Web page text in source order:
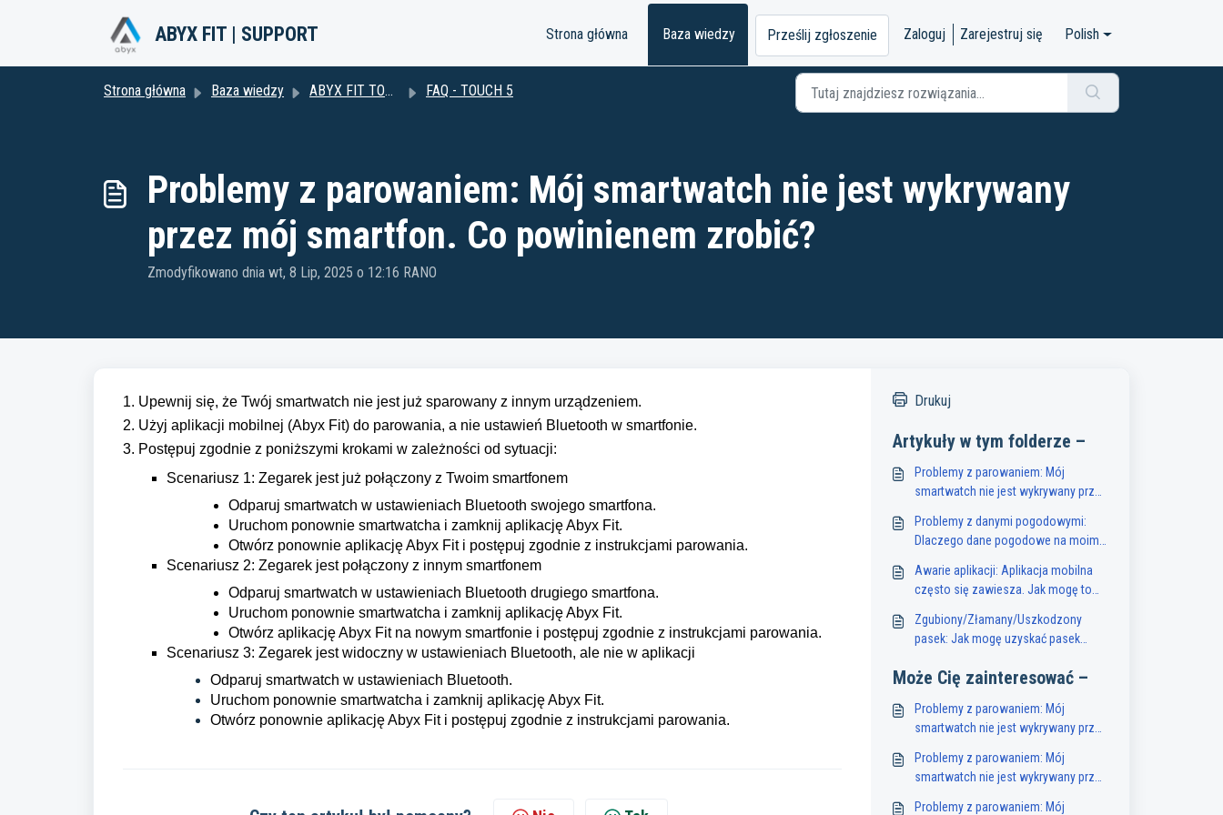
ABYX FIT | SUPPORT Strona główna Baza wiedzy Prześlij zgłoszenie Zaloguj Zarejestruj się Polish
Strona główna Baza wiedzy ABYX FIT TOUCH 5 (W tym serie Naruto Shippuden i One Piece) FAQ - TOUCH 5
Problemy z parowaniem: Mój smartwatch nie jest wykrywany
przez mój smartfon. Co powinienem zrobić?
Zmodyfikowano dnia wt, 8 Lip, 2025 o 12:16 RANO
1. Upewnij się, że Twój smartwatch nie jest już sparowany z innym urządzeniem.
2. Użyj aplikacji mobilnej (Abyx Fit) do parowania, a nie ustawień Bluetooth w smartfonie.
3. Postępuj zgodnie z poniższymi krokami w zależności od sytuacji:
Scenariusz 1: Zegarek jest już połączony z Twoim smartfonem
Odparuj smartwatch w ustawieniach Bluetooth swojego smartfona.
Uruchom ponownie smartwatcha i zamknij aplikację Abyx Fit.
Otwórz ponownie aplikację Abyx Fit i postępuj zgodnie z instrukcjami parowania.
Scenariusz 2: Zegarek jest połączony z innym smartfonem
Odparuj smartwatch w ustawieniach Bluetooth drugiego smartfona.
Uruchom ponownie smartwatcha i zamknij aplikację Abyx Fit.
Otwórz aplikację Abyx Fit na nowym smartfonie i postępuj zgodnie z instrukcjami parowania.
Scenariusz 3: Zegarek jest widoczny w ustawieniach Bluetooth, ale nie w aplikacji
Odparuj smartwatch w ustawieniach Bluetooth.
Uruchom ponownie smartwatcha i zamknij aplikację Abyx Fit.
Otwórz ponownie aplikację Abyx Fit i postępuj zgodnie z instrukcjami parowania.
Drukuj
Artykuły w tym folderze –
Problemy z parowaniem: Mój
smartwatch nie jest wykrywany przez
zrobić?
Problemy z danymi pogodowymi:
Dlaczego dane pogodowe na moim
niedokładne?
Awarie aplikacji: Aplikacja mobilna
często się zawiesza. Jak mogę to
Zgubiony/Złamany/Uszkodzony
pasek: Jak mogę uzyskać pasek
Może Cię zainteresować –
Problemy z parowaniem: Mój
smartwatch nie jest wykrywany przez
zrobić?
Problemy z parowaniem: Mój
smartwatch nie jest wykrywany przez
Problemy z parowaniem: Mój